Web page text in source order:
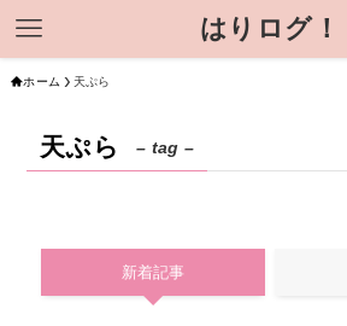
はりログ！
ホーム 天ぷら
天ぷら – tag –
新着記事